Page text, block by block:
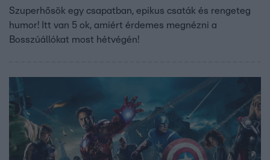
Szuperhősök egy csapatban, epikus csaták és rengeteg
humor! Itt van 5 ok, amiért érdemes megnézni a
Bosszúállókat most hétvégén!